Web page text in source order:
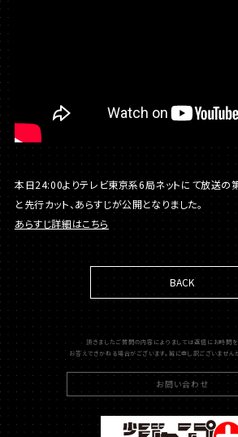
本日24:00よりテレビ東京系6局ネットにて放送の
と先行カット、あらすじが公開となりました。
あらすじ詳細はこちら
BACK
頂きましたご質問の内容によりましては返信にお時間
お答えできかねる場合がございます。誠に申し訳ございません
お問い合わせ